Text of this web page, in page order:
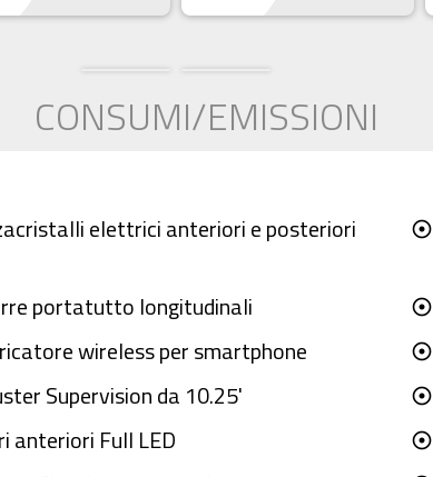
CONSUMI/EMISSIONI
elettrici anteriori e posteriori adjust
portatutto longitudinali adjust
wireless per smartphone adjust
Supervision da 10.25' adjust
anteriori Full LED adjust